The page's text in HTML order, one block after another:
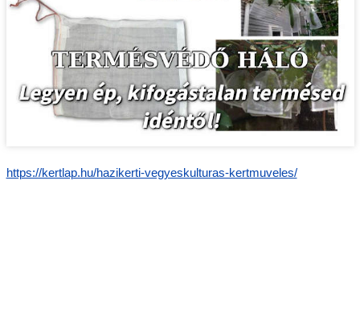
https://kertlap.hu/hazikerti-vegyeskulturas-kertmuveles/